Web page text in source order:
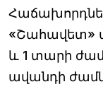
«Շահավետ»
և 1 տարի
ավանդի